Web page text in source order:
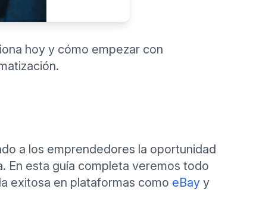
hoy y cómo empezar con
a los emprendedores la oportunidad
En esta guía completa veremos todo
exitosa en plataformas como eBay y